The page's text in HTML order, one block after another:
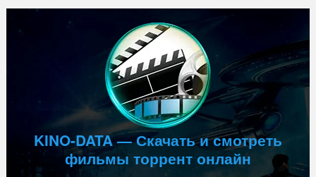
Skip
KINO-DATA — Скачать и смотреть
фильмы торрент онлайн